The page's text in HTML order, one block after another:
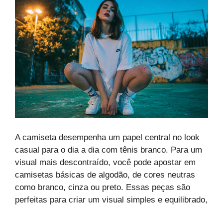
A camiseta desempenha um papel central no look
casual para o dia a dia com tênis branco. Para um
visual mais descontraído, você pode apostar em
camisetas básicas de algodão, de cores neutras
como branco, cinza ou preto. Essas peças são
perfeitas para criar um visual simples e equilibrado,